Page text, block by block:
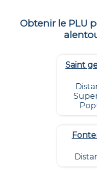
Obtenir le PLU
Saint